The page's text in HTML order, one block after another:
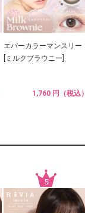
エバーカラーマンスリー
[ミルクブラウニー]
1,760 円（税込）